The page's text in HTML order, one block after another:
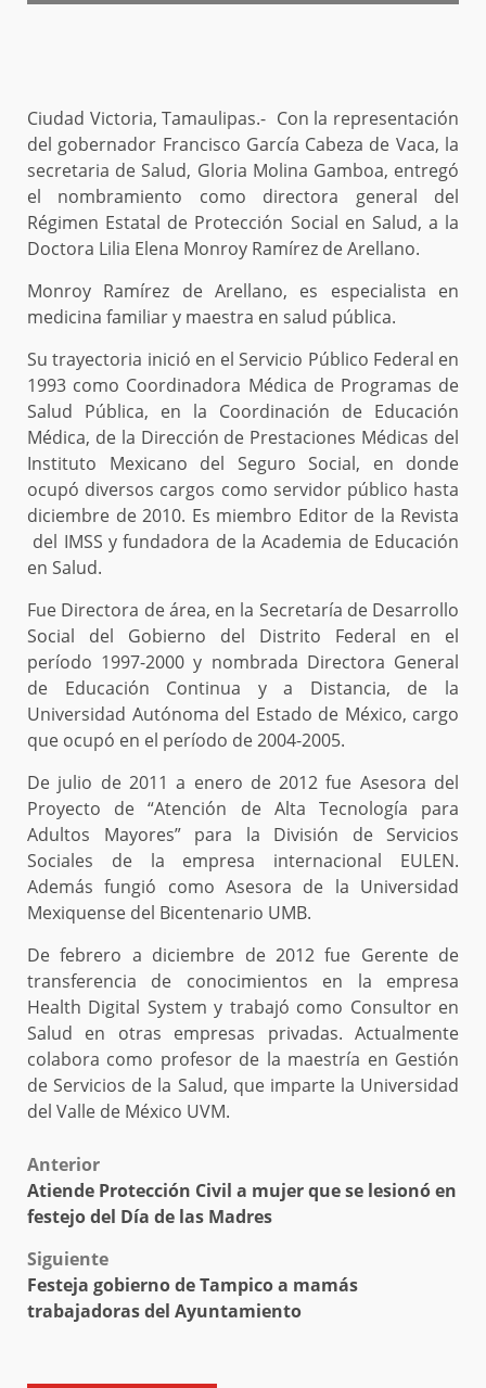
Ciudad Victoria, Tamaulipas.- Con la representación
del gobernador Francisco García Cabeza de Vaca, la
secretaria de Salud, Gloria Molina Gamboa, entregó
el nombramiento como directora general del
Régimen Estatal de Protección Social en Salud, a la
Doctora Lilia Elena Monroy Ramírez de Arellano.
Monroy Ramírez de Arellano, es especialista en
medicina familiar y maestra en salud pública.
Su trayectoria inició en el Servicio Público Federal en
1993 como Coordinadora Médica de Programas de
Salud Pública, en la Coordinación de Educación
Médica, de la Dirección de Prestaciones Médicas del
Instituto Mexicano del Seguro Social, en donde
ocupó diversos cargos como servidor público hasta
diciembre de 2010. Es miembro Editor de la Revista
del IMSS y fundadora de la Academia de Educación
en Salud.
Fue Directora de área, en la Secretaría de Desarrollo
Social del Gobierno del Distrito Federal en el
período 1997-2000 y nombrada Directora General
de Educación Continua y a Distancia, de la
Universidad Autónoma del Estado de México, cargo
que ocupó en el período de 2004-2005.
De julio de 2011 a enero de 2012 fue Asesora del
Proyecto de “Atención de Alta Tecnología para
Adultos Mayores” para la División de Servicios
Sociales de la empresa internacional EULEN.
Además fungió como Asesora de la Universidad
Mexiquense del Bicentenario UMB.
De febrero a diciembre de 2012 fue Gerente de
transferencia de conocimientos en la empresa
Health Digital System y trabajó como Consultor en
Salud en otras empresas privadas. Actualmente
colabora como profesor de la maestría en Gestión
de Servicios de la Salud, que imparte la Universidad
del Valle de México UVM.
Post
navigation
Anterior
Atiende Protección Civil a mujer que se lesionó en
festejo del Día de las Madres
Siguiente
Festeja gobierno de Tampico a mamás
trabajadoras del Ayuntamiento